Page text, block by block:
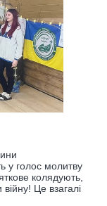
у голос молитву
колядують,
Це взагалі